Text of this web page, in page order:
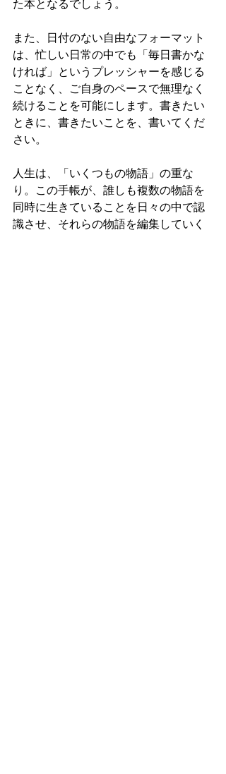
た本となるでしょう。
また、日付のない自由なフォーマット
は、忙しい日常の中でも「毎日書かな
ければ」というプレッシャーを感じる
ことなく、ご自身のペースで無理なく
続けることを可能にします。書きたい
ときに、書きたいことを、書いてくだ
さい。
人生は、「いくつもの物語」の重な
り。この手帳が、誰しも複数の物語を
同時に生きていることを日々の中で認
識させ、それらの物語を編集していく